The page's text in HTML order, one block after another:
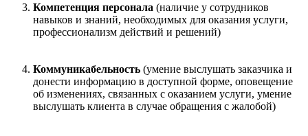
Компетенция персонала (наличие у сотрудников
навыков и знаний, необходимых для оказания услуги,
профессионализм действий и решений)
Коммуникабельность (умение выслушать заказчика и
донести информацию в доступной форме, оповещение
об изменениях, связанных с оказанием услуги, умение
выслушать клиента в случае обращения с жалобой)